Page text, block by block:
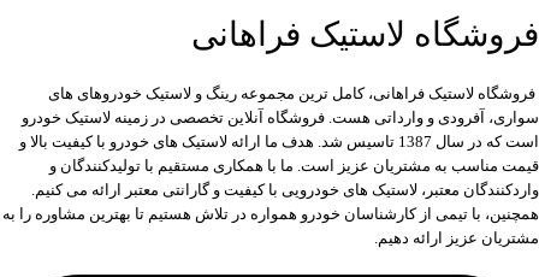
فروشگاه لاستیک فراهانی
فروشگاه لاستیک فراهانی، کامل ترین مجموعه رینگ و لاستیک خودروهای های
سواری، آفرودی و وارداتی هست. فروشگاه آنلاین تخصصی در زمینه لاستیک خودرو
است که در سال 1387 تاسیس شد. هدف ما ارائه لاستیک های خودرو با کیفیت بالا و
قیمت مناسب به مشتریان عزیز است. ما با همکاری مستقیم با تولیدکنندگان و
واردکنندگان معتبر، لاستیک های خودرویی با کیفیت و گارانتی معتبر ارائه می کنیم.
همچنین، با تیمی از کارشناسان خودرو همواره در تلاش هستیم تا بهترین مشاوره را به
مشتریان عزیز ارائه دهیم.